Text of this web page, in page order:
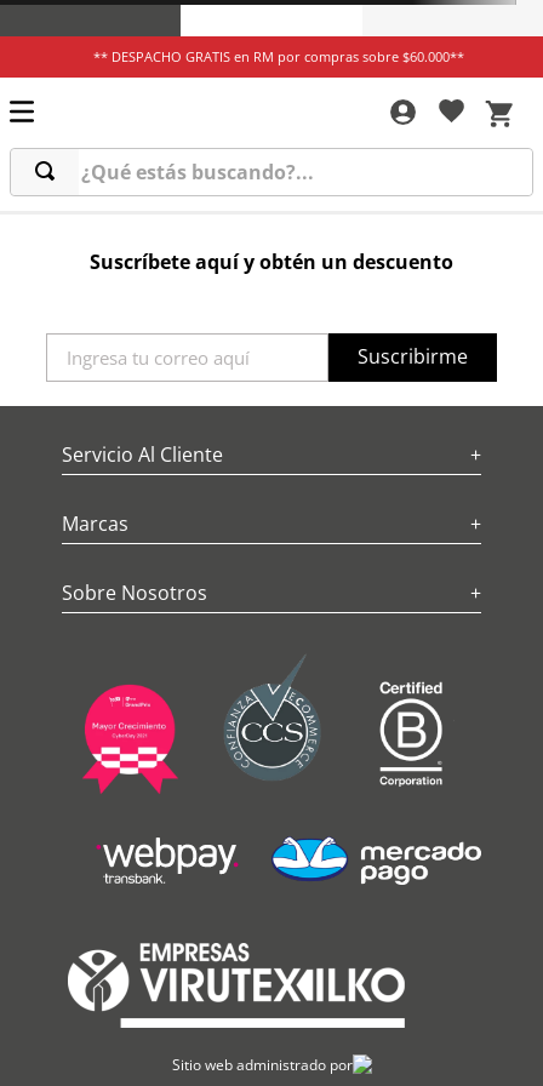
** DESPACHO GRATIS en RM por compras sobre $60.000**
¿Qué estás buscando?...
Suscríbete aquí y obtén un descuento
Suscribirme
Servicio Al Cliente +
Marcas +
Sobre Nosotros +
Sitio web administrado por